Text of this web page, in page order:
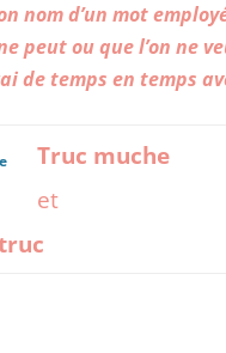
nom d’un mot
peut ou que l’on ne
de temps en temps
Truc muche
et